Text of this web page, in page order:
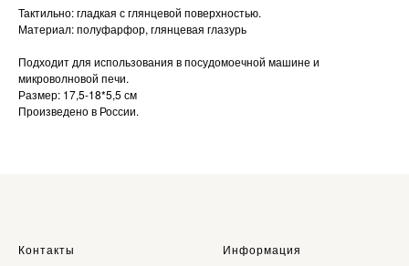
Тактильно: гладкая с глянцевой поверхностью.
Материал: полуфарфор, глянцевая глазурь
Подходит для использования в посудомоечной машине и
микроволновой печи.
Размер: 17,5-18*5,5 см
Произведено в России.
Контакты Информация